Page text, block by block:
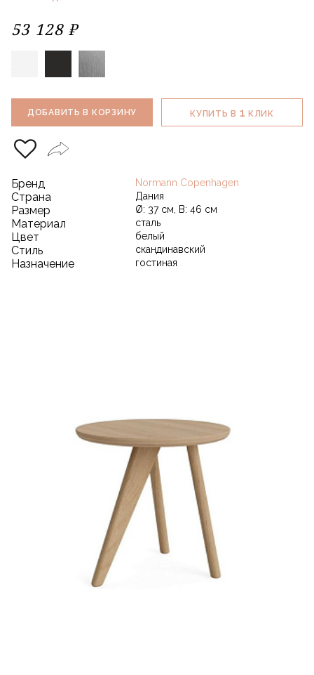
53 128 ₽
ДОБАВИТЬ В КОРЗИНУ КУПИТЬ В 1 КЛИК
Бренд Normann Copenhagen
Страна Дания
Размер Ø: 37 см, В: 46 см
Материал сталь
Цвет белый
Стиль скандинавский
Назначение гостиная